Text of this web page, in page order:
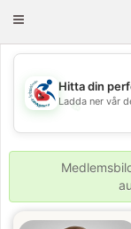
Toggle
💖
Hitta din
Ladda ner vår